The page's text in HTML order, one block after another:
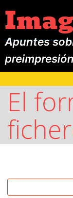
Apuntes
preimpresión
El